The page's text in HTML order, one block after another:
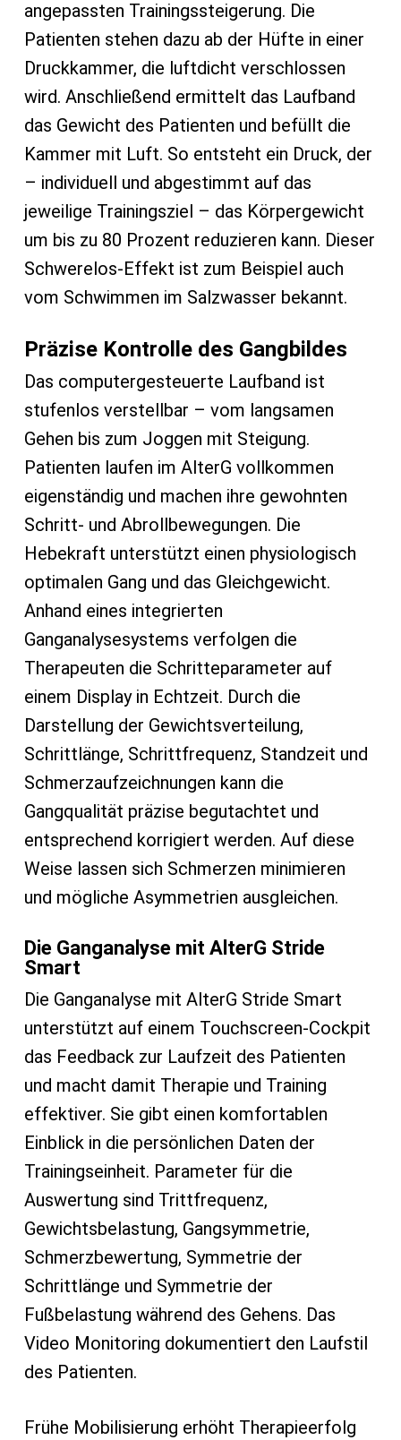
angepassten Trainingssteigerung. Die
Patienten stehen dazu ab der Hüfte in einer
Druckkammer, die luftdicht verschlossen
wird. Anschließend ermittelt das Laufband
das Gewicht des Patienten und befüllt die
Kammer mit Luft. So entsteht ein Druck, der
– individuell und abgestimmt auf das
jeweilige Trainingsziel – das Körpergewicht
um bis zu 80 Prozent reduzieren kann. Dieser
Schwerelos-Effekt ist zum Beispiel auch
vom Schwimmen im Salzwasser bekannt.
Präzise Kontrolle des Gangbildes
Das computergesteuerte Laufband ist
stufenlos verstellbar – vom langsamen
Gehen bis zum Joggen mit Steigung.
Patienten laufen im AlterG vollkommen
eigenständig und machen ihre gewohnten
Schritt- und Abrollbewegungen. Die
Hebekraft unterstützt einen physiologisch
optimalen Gang und das Gleichgewicht.
Anhand eines integrierten
Ganganalysesystems verfolgen die
Therapeuten die Schritteparameter auf
einem Display in Echtzeit. Durch die
Darstellung der Gewichtsverteilung,
Schrittlänge, Schrittfrequenz, Standzeit und
Schmerzaufzeichnungen kann die
Gangqualität präzise begutachtet und
entsprechend korrigiert werden. Auf diese
Weise lassen sich Schmerzen minimieren
und mögliche Asymmetrien ausgleichen.
Die Ganganalyse mit AlterG Stride
Smart
Die Ganganalyse mit AlterG Stride Smart
unterstützt auf einem Touchscreen-Cockpit
das Feedback zur Laufzeit des Patienten
und macht damit Therapie und Training
effektiver. Sie gibt einen komfortablen
Einblick in die persönlichen Daten der
Trainingseinheit. Parameter für die
Auswertung sind Trittfrequenz,
Gewichtsbelastung, Gangsymmetrie,
Schmerzbewertung, Symmetrie der
Schrittlänge und Symmetrie der
Fußbelastung während des Gehens. Das
Video Monitoring dokumentiert den Laufstil
des Patienten.
Frühe Mobilisierung erhöht Therapieerfolg